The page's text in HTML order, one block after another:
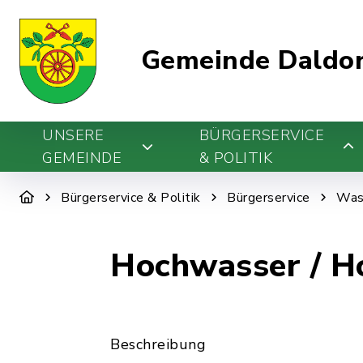
Gemeinde
UNSERE
GEMEINDE
BÜRGERSERVICE
& POLITIK
Bürgerservice & Politik Bürgerservice
Hochwasser /
Beschreibung